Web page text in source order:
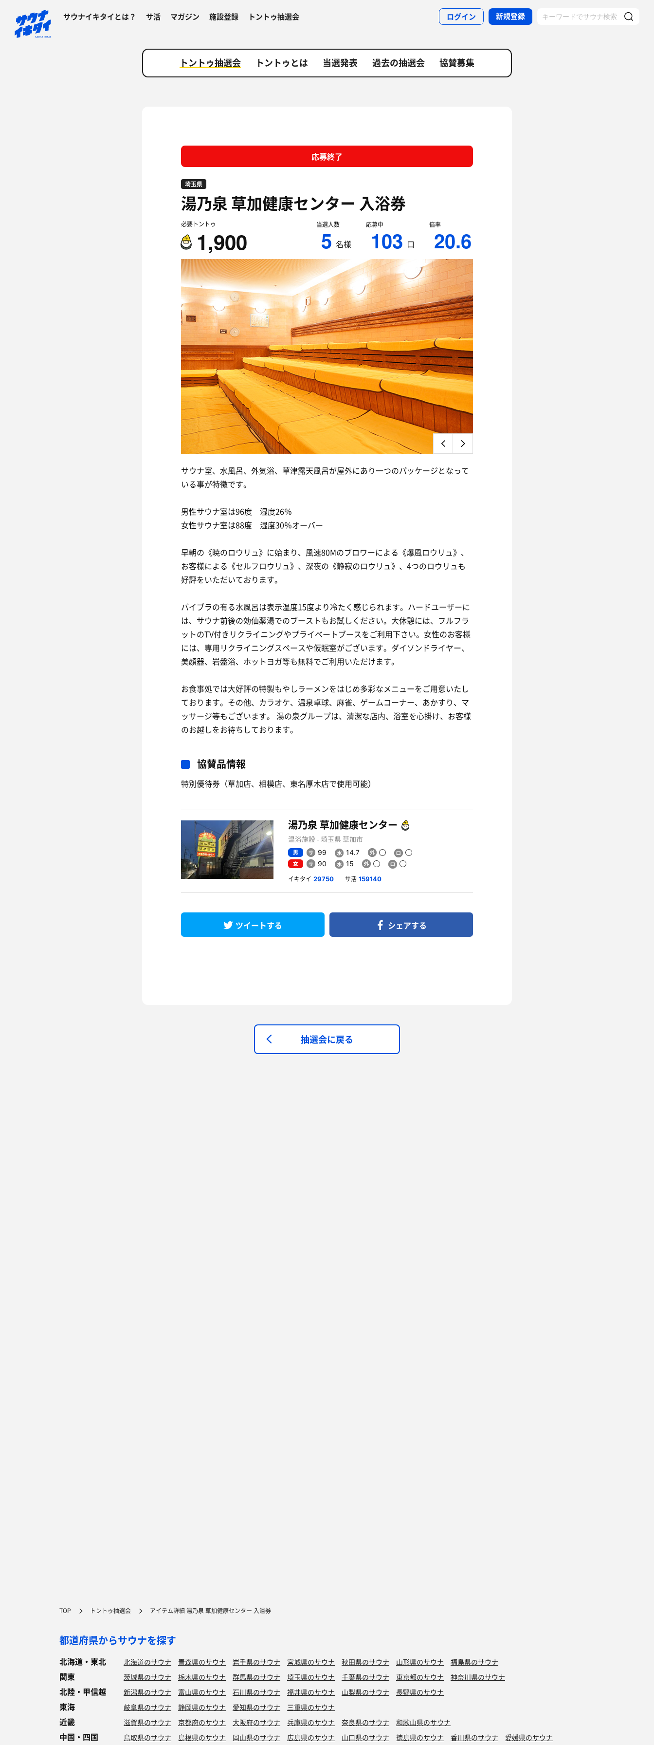
サウナイキタイとは？ サ活 マガジン 施設登録 トントゥ抽選会 ログイン 新規登録
トントゥ抽選会 トントゥとは 当選発表 過去の抽選会 協賛募集
応募終了
埼玉県
湯乃泉 草加健康センター 入浴券
必要トントゥ
1,900
当選人数
5 名様
応募中
103 口
倍率
20.6
サウナ室、水風呂、外気浴、草津露天風呂が屋外にあり一つのパッケージとなって
いる事が特徴です。
男性サウナ室は96度 湿度26％
女性サウナ室は88度 湿度30％オーバー
早朝の《暁のロウリュ》に始まり、風速80Mのブロワーによる《爆風ロウリュ》、
お客様による《セルフロウリュ》、深夜の《静寂のロウリュ》、4つのロウリュも
好評をいただいております。
バイブラの有る水風呂は表示温度15度より冷たく感じられます。ハードユーザーに
は、サウナ前後の効仙薬湯でのブーストもお試しください。大休憩には、フルフラ
ットのTV付きリクライニングやプライベートブースをご利用下さい。女性のお客様
には、専用リクライニングスペースや仮眠室がございます。ダイソンドライヤー、
美顔器、岩盤浴、ホットヨガ等も無料でご利用いただけます。
お食事処では大好評の特製もやしラーメンをはじめ多彩なメニューをご用意いたし
ております。その他、カラオケ、温泉卓球、麻雀、ゲームコーナー、あかすり、マ
ッサージ等もございます。 湯の泉グループは、清潔な店内、浴室を心掛け、お客様
のお越しをお待ちしております。
協賛品情報
特別優待券（草加店、相模店、東名厚木店で使用可能）
湯乃泉 草加健康センター
温浴施設 - 埼玉県 草加市
男 99
14.7
女
90 15
イキタイ 29750 サ活 159140
ツイートする シェアする
抽選会に戻る
TOP トントゥ抽選会 アイテム詳細 湯乃泉 草加健康センター 入浴券
都道府県からサウナを探す
北海道・東北 北海道のサウナ 青森県のサウナ 岩手県のサウナ 宮城県のサウナ 秋田県のサウナ 山形県のサウナ 福島県のサウナ
関東 茨城県のサウナ 栃木県のサウナ 群馬県のサウナ 埼玉県のサウナ 千葉県のサウナ 東京都のサウナ 神奈川県のサウナ
北陸・甲信越 新潟県のサウナ 富山県のサウナ 石川県のサウナ 福井県のサウナ 山梨県のサウナ 長野県のサウナ
東海 岐阜県のサウナ 静岡県のサウナ 愛知県のサウナ 三重県のサウナ
近畿 滋賀県のサウナ 京都府のサウナ 大阪府のサウナ 兵庫県のサウナ 奈良県のサウナ 和歌山県のサウナ
中国・四国 鳥取県のサウナ 島根県のサウナ 岡山県のサウナ 広島県のサウナ 山口県のサウナ 徳島県のサウナ 香川県のサウナ 愛媛県のサウナ